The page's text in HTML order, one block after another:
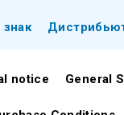
notice General